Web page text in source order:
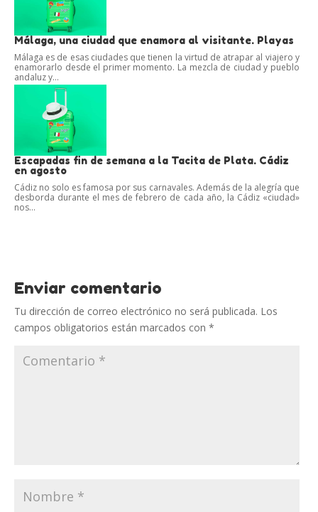
Málaga, una ciudad que enamora al visitante. Playas
Málaga es de esas ciudades que tienen la virtud de atrapar al viajero y
enamorarlo desde el primer momento. La mezcla de ciudad y pueblo
andaluz y...
Escapadas fin de semana a la Tacita de Plata. Cádiz
en agosto
Cádiz no solo es famosa por sus carnavales. Además de la alegría que
desborda durante el mes de febrero de cada año, la Cádiz «ciudad»
nos...
Enviar comentario
Tu dirección de correo electrónico no será publicada. Los
campos obligatorios están marcados con *